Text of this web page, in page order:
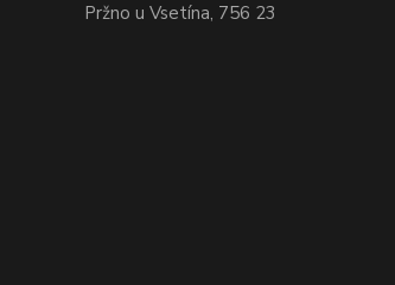
Pržno u Vsetína, 756 23